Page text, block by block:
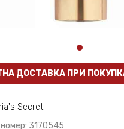
ДОСТАВКА ПРИ
3170545